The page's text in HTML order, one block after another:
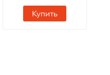
Купить